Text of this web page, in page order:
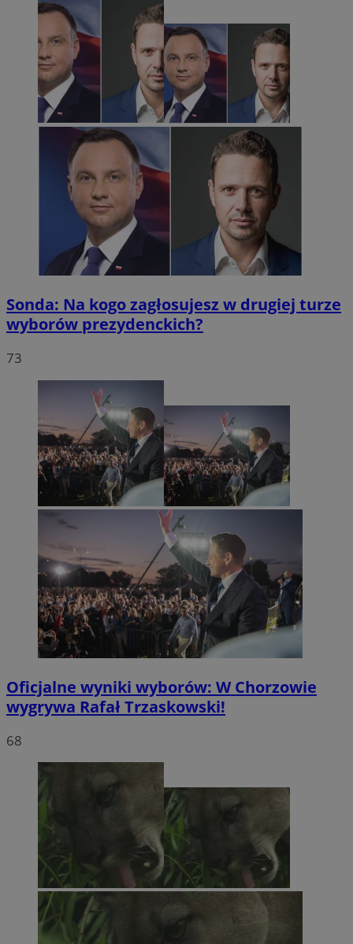
Sonda: Na kogo zagłosujesz w drugiej turze
wyborów prezydenckich?
73
Oficjalne wyniki wyborów: W Chorzowie
wygrywa Rafał Trzaskowski!
68